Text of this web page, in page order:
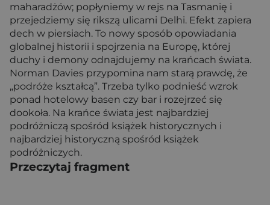
maharadżów; popłyniemy w rejs na Tasmanię i
przejedziemy się rikszą ulicami Delhi. Efekt zapiera
dech w piersiach. To nowy sposób opowiadania
globalnej historii i spojrzenia na Europę, której
duchy i demony odnajdujemy na krańcach świata.
Norman Davies przypomina nam starą prawdę, że
„podróże kształcą”. Trzeba tylko podnieść wzrok
ponad hotelowy basen czy bar i rozejrzeć się
dookoła. Na krańce świata jest najbardziej
podróżniczą spośród książek historycznych i
najbardziej historyczną spośród książek
podróżniczych.
Przeczytaj fragment